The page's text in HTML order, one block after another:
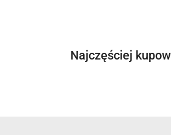
Pomiń karuzelę produktów
Produkty
Najczęściej